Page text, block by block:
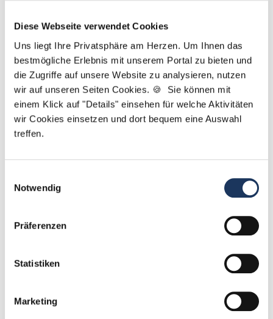
Diese Webseite verwendet Cookies
Uns liegt Ihre Privatsphäre am Herzen. Um Ihnen das
bestmögliche Erlebnis mit unserem Portal zu bieten und
die Zugriffe auf unsere Website zu analysieren, nutzen
wir auf unseren Seiten Cookies. 🍪 Sie können mit
einem Klick auf "Details" einsehen für welche Aktivitäten
wir Cookies einsetzen und dort bequem eine Auswahl
treffen.
Notwendig
Präferenzen
Statistiken
Marketing
Ich unterstütze Sie dabei, die richtige
Zahnarztpraxis für Ihren nächsten Karriereschritt zu
finden. Bei Fragen rund um Ihre Bewerbung oder
unsere Stellenangebote: Melden Sie sich einfach!
Jetzt zur kostenlosen Stellenanfrage
Fax: +49 (0) 521 / 911 730 41